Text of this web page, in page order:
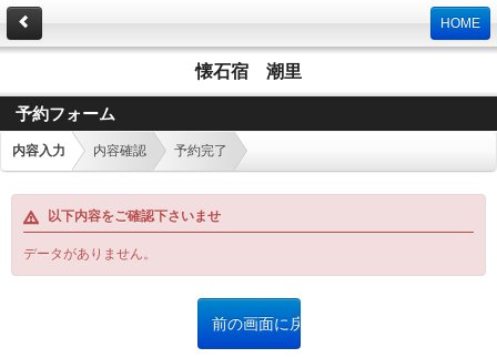
HOME
懐石宿 潮里
予約フォーム
内容入力 内容確認 予約完了
以下内容をご確認下さいませ
データがありません。